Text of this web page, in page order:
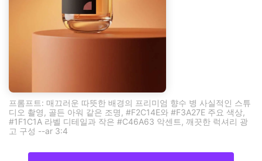
프롬프트: 매끄러운 따뜻한 배경의 프리미엄 향수 병 사실적인 스튜
디오 촬영, 골든 아워 같은 조명, #F2C14E와 #F3A27E 주요 색상,
#1F1C1A 라벨 디테일과 작은 #C46A63 악센트, 깨끗한 럭셔리 광
고 구성 --ar 3:4